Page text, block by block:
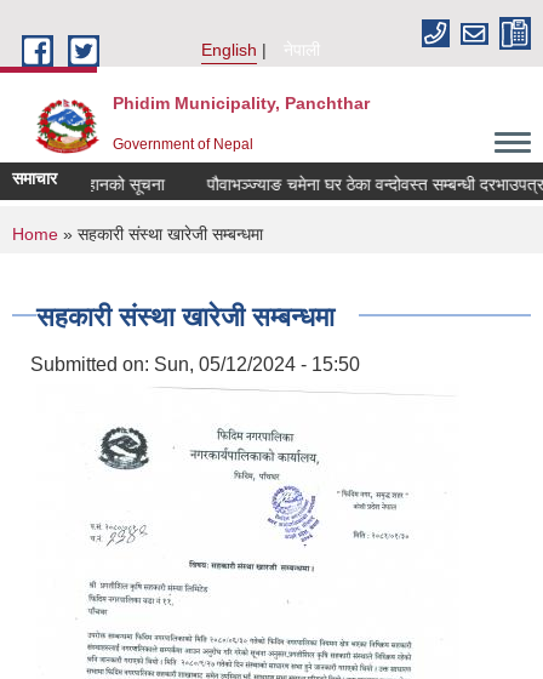
English
नेपाली
Phidim Municipality, Panchthar
Government of Nepal
समाचारआव्हानको सूचना पौवाभञ्ज्याङ चमेना घर ठेका वन्दोवस्त सम्बन्धी दरभाउपत्र
You are here
Home » सहकारी संस्था खारेजी सम्बन्धमा
सहकारी संस्था खारेजी सम्बन्धमा
Submitted on: Sun, 05/12/2024 - 15:50